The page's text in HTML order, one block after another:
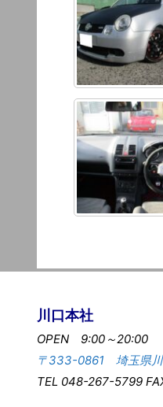
川口本社
OPEN 9:00～20:00
〒333-0861 埼玉県
TEL 048-267-5799